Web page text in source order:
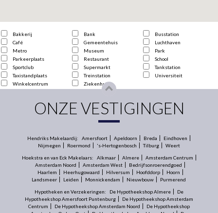
Bakkerij Bank
Busstation
Café
Gemeentehuis
Luchthaven
Metro
Museum
Park
Parkeerplaats
Restaurant
School
Sportclub
Supermarkt
Tankstation
Taxistandplaats
Treinstation
Universiteit
Winkelcentrum
Ziekenhuis
ONZE VESTIGINGEN
Hendriks Makelaardij: Amersfoort Apeldoorn Breda
Eindhoven
Nijmegen
Roermond 's-Hertogenbosch Tilburg Weert
Hoekstra en van Eck Makelaars: Alkmaar Almere
Amsterdam Centrum
Amsterdam Noord
Amsterdam West
Bedrijfsonroerendgoed
Haarlem
Heerhugowaard Hilversum Hoofddorp
Hoorn
Landsmeer
Leiden Monnickendam Nieuwbouw Purmerend
Hypotheken en Verzekeringen: De Hypotheekshop Almere
De
Hypotheekshop Amersfoort Puntenburg
De Hypotheekshop Amsterdam
Centrum
De Hypotheekshop Amsterdam Noord
De Hypotheekshop